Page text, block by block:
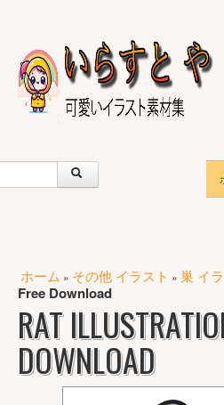
ホーム » その他 イラスト » 巣 イ
Free Download
RAT
DOWNLOAD